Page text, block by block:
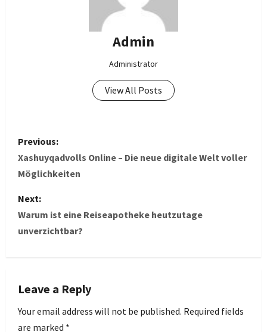
Admin
Administrator
View All Posts
P
o
t
n
v
i
Previous:
Xashuyqadvolls Online – Die neue digitale Welt voller
Möglichkeiten
Next:
Warum ist eine Reiseapotheke heutzutage
unverzichtbar?
Leave a Reply
Your email address will not be published. Required fields
are marked *